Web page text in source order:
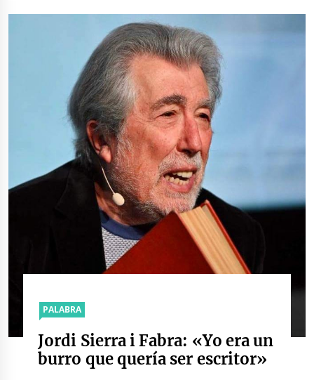
PALABRA
Jordi Sierra i Fabra: «Yo era un
burro que quería ser escritor»